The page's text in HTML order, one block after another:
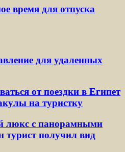
время для отпуска
для удаленных
от поездки в Египет
на туристку
люкс с панорамными
турист получил вид